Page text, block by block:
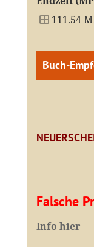
111.54
Buch-
Falsche
Info hier